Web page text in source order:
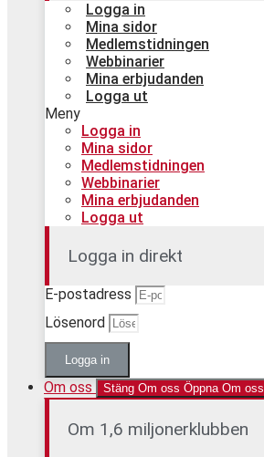
Logga in
Mina sidor
Medlemstidningen
Webbinarier
Mina erbjudanden
Logga ut
Meny
Logga in
Mina sidor
Medlemstidningen
Webbinarier
Mina erbjudanden
Logga ut
Logga in direkt
E-postadress
Lösenord
Logga in
Om oss Stäng Om oss Öppna Om oss
Om 1,6 miljonerklubben